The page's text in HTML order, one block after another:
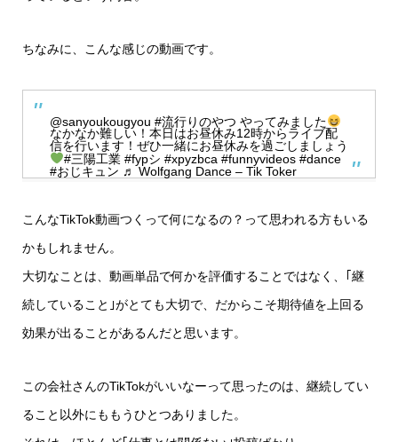
ちなみに、こんな感じの動画です。
@sanyoukougyou #流行りのやつ やってみました
なかなか難しい！本日はお昼休み12時からライブ配
信を行います！ぜひ一緒にお昼休みを過ごしましょう
#三陽工業 #fypシ #xpyzbca #funnyvideos #dance
#おじキュン ♬ Wolfgang Dance – Tik Toker
こんなTikTok動画つくって何になるの？って思われる方もいる
かもしれません。
大切なことは、動画単品で何かを評価することではなく、｢継
続していること｣がとても大切で、だからこそ期待値を上回る
効果が出ることがあるんだと思います。
この会社さんのTikTokがいいなーって思ったのは、継続してい
ること以外にももうひとつありました。